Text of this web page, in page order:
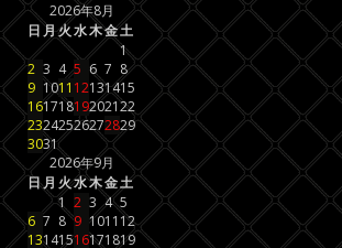
2026年8月
日月火水木金土
1
2 3 4 5 6 7 8
9 1011 12131415
16171819202122
23242526272829
3031
2026年9月
日月 火水木金土
1 2 3 4 5
6 7 8 9 1011 12
13141516171819